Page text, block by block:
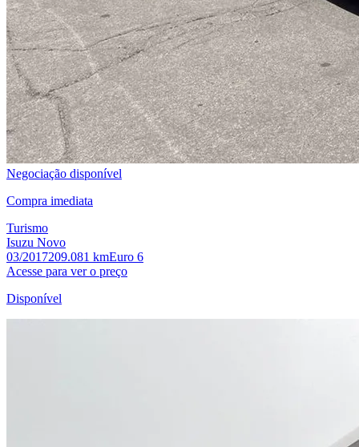
Negociação disponível
Compra imediata
Turismo
Isuzu Novo
03/2017209.081 kmEuro 6
Acesse para ver o preço
Disponível